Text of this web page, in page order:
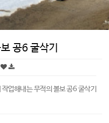
공6 굴삭기
업해내는 무적의 볼보 공6 굴삭기